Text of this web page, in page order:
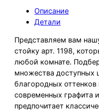
Описание
Детали
Представляем вам
стойку арт. 1198,
любой комнате.
множества доступных
благородных
современных графита
предпочитает